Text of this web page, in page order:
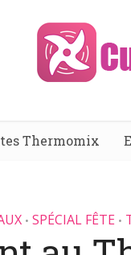
Thermomix
• SPÉCIAL FÊTE •